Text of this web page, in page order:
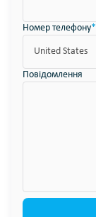
Номер телефону*
United States
Повідомлення